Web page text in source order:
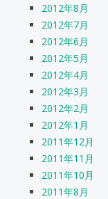
2012年8月
2012年7月
2012年6月
2012年5月
2012年4月
2012年3月
2012年2月
2012年1月
2011年12月
2011年11月
2011年10月
2011年8月